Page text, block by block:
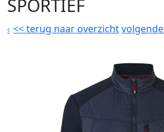
SPORTIEF
<<terug naar overzichtvolgende